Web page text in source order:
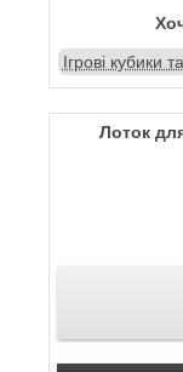
Ігрові кубики
Лоток